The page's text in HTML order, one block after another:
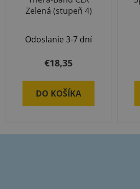
Zelená (stupeň 4)
Odoslanie 3-7 dní
€18,35
DO KOŠÍKA